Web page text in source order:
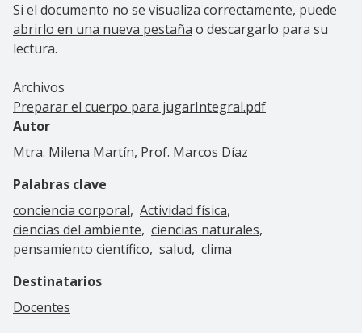
Si el documento no se visualiza correctamente, puede
abrirlo en una nueva pestaña o descargarlo para su
lectura.
Archivos
Preparar el cuerpo para jugarIntegral.pdf
Autor
Mtra. Milena Martín, Prof. Marcos Díaz
Palabras clave
conciencia corporal Actividad física
ciencias del ambiente ciencias naturales
pensamiento científico salud clima
Destinatarios
Docentes